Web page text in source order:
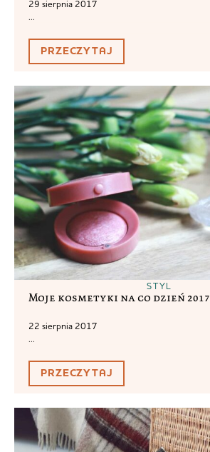
29 sierpnia 2017
...
PRZECZYTAJ
STYL
Moje kosmetyki na co dzień 2017
22 sierpnia 2017
...
PRZECZYTAJ